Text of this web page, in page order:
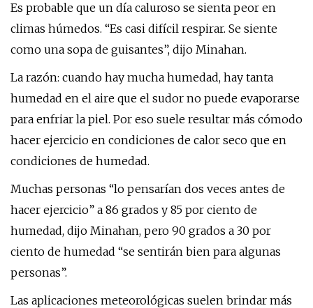
Es probable que un día caluroso se sienta peor en
climas húmedos. “Es casi difícil respirar. Se siente
como una sopa de guisantes”, dijo Minahan.
La razón: cuando hay mucha humedad, hay tanta
humedad en el aire que el sudor no puede evaporarse
para enfriar la piel. Por eso suele resultar más cómodo
hacer ejercicio en condiciones de calor seco que en
condiciones de humedad.
Muchas personas “lo pensarían dos veces antes de
hacer ejercicio” a 86 grados y 85 por ciento de
humedad, dijo Minahan, pero 90 grados a 30 por
ciento de humedad “se sentirán bien para algunas
personas”.
Las aplicaciones meteorológicas suelen brindar más